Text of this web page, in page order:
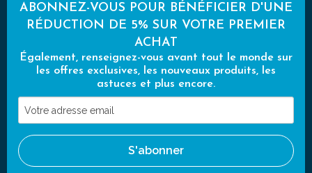
ABONNEZ-VOUS POUR BÉNÉFICIER D'UNE
RÉDUCTION DE 5% SUR VOTRE PREMIER
ACHAT
Également, renseignez-vous avant tout le monde sur
les offres exclusives, les nouveaux produits, les
astuces et plus encore.
Votre
adresse
email
S'abonner